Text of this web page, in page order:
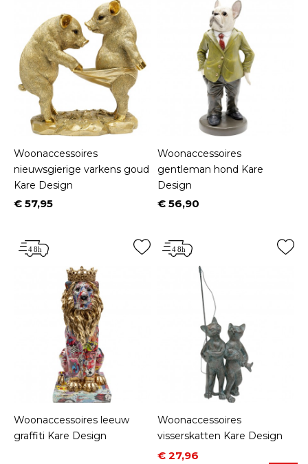
Woonaccessoires
nieuwsgierige varkens goud
Kare Design
Prijs
€ 57,95
Woonaccessoires
gentleman hond Kare
Design
Prijs
€ 56,90
Woonaccessoires leeuw
graffiti Kare Design
Woonaccessoires
visserskatten Kare Design
Prijs
€ 27,96
Normale prijs